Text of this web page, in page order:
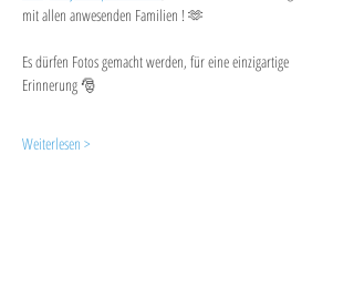
mit allen anwesenden Familien ! 🫶
Es dürfen Fotos gemacht werden, für eine einzigartige
Erinnerung 🎅
Weiterlesen >